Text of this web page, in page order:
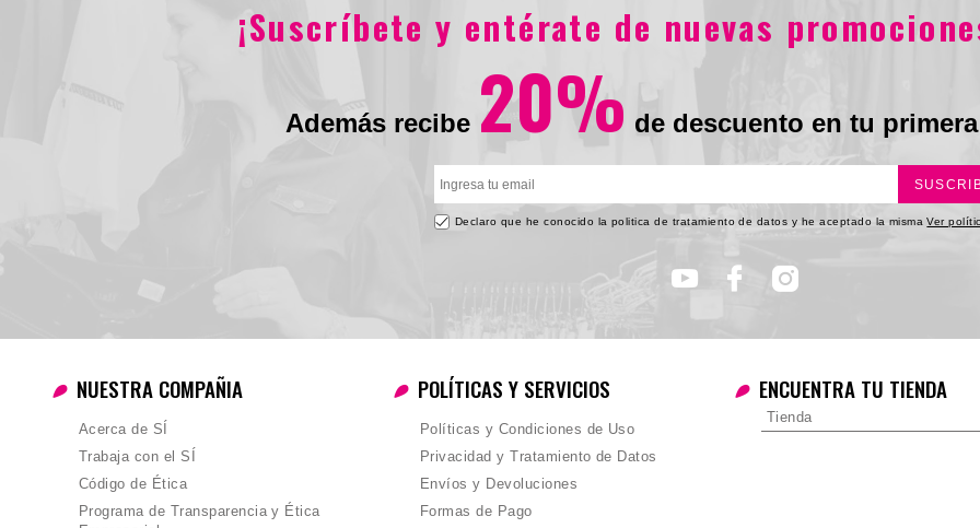
¡Suscríbete y entérate de nuevas
Además recibe 20% de descuento en tu
Declaro que he conocido la politica de tratamiento de datos y he aceptado la misma Ver
NUESTRA COMPAÑIA
Acerca de SÍ
Trabaja con el SÍ
Código de Ética
Programa de Transparencia y Ética
POLÍTICAS Y SERVICIOS
Políticas y Condiciones de Uso
Privacidad y Tratamiento de Datos
Envíos y Devoluciones
Formas de Pago
ENCUENTRA TU TIENDA
Tienda